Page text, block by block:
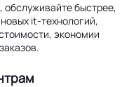
быстрее,
it-технологий,
экономии